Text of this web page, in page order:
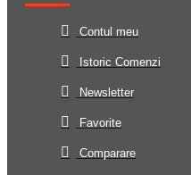
Contul meu
Istoric Comenzi
Newsletter
Favorite
Comparare